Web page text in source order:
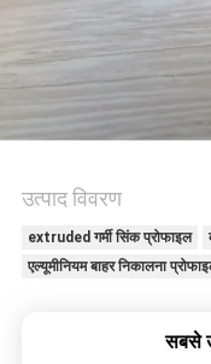
PRIVACY
POLICY
उत्पाद विवरण
extruded गर्मी सिंक प्रोफाइल
एल्यूमीनियम बाहर निकालना
सबसे